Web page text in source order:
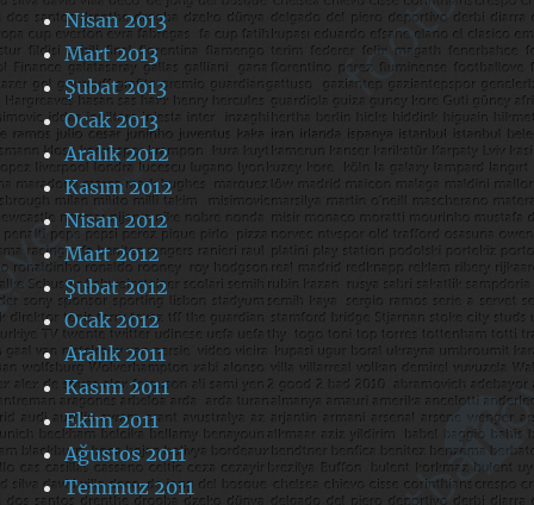
Nisan 2013
Mart 2013
Şubat 2013
Ocak 2013
Aralık 2012
Kasım 2012
Nisan 2012
Mart 2012
Şubat 2012
Ocak 2012
Aralık 2011
Kasım 2011
Ekim 2011
Ağustos 2011
Temmuz 2011